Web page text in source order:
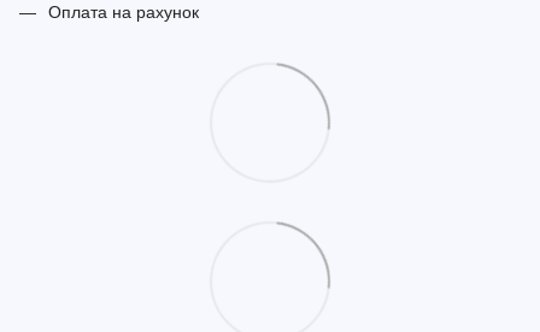
Оплата на рахунок